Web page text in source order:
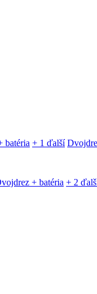
batéria + 1 ďalší
+ batéria + 2